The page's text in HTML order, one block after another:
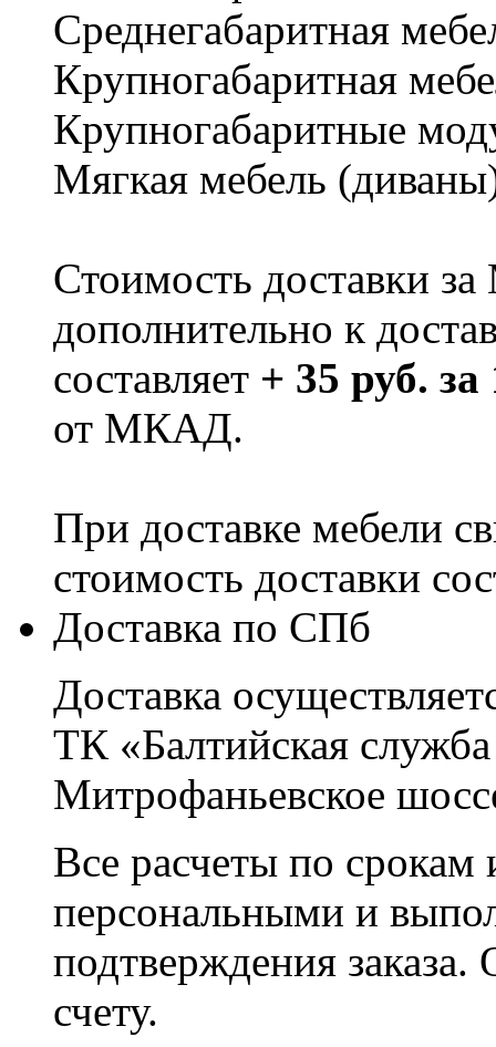
Cреднегабаритная
Крупногабаритная
Крупногабаритные
Мягкая мебель
Стоимость доставки
дополнительно к
составляет + 35 руб.
от МКАД.
При доставке мебели
стоимость доставки
Доставка по СПб
Доставка
ТК «Балтийская
Митрофаньевское
Все расчеты по срокам
персональными и
подтверждения заказа.
счету.